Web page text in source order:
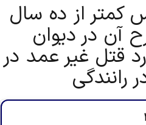
از ده سال
آن در دیوان
قتل غیر عمد در
رانندگی